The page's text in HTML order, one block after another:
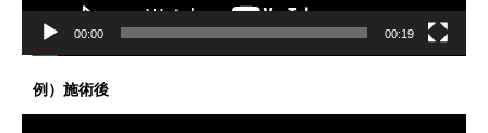
00:00 00:19
例）施術後